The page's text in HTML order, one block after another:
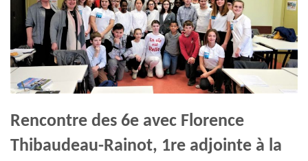
Rencontre des 6e avec Florence
Thibaudeau-Rainot, 1re adjointe à la